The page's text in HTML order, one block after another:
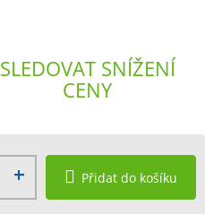
SLEDOVAT SNÍŽENÍ
CENY
Přidat do košíku